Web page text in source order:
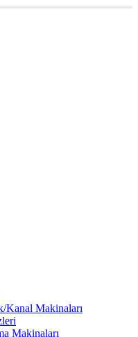
Makinaları
Makinaları